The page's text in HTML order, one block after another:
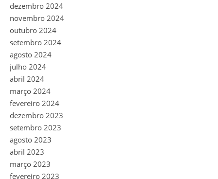
dezembro 2024
novembro 2024
outubro 2024
setembro 2024
agosto 2024
julho 2024
abril 2024
março 2024
fevereiro 2024
dezembro 2023
setembro 2023
agosto 2023
abril 2023
março 2023
fevereiro 2023